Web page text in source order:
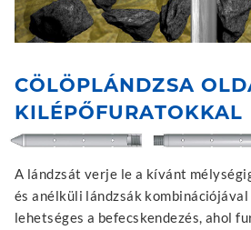
CÖLÖPLÁNDZSA
KILÉPŐFURATOKKAL
A lándzsát verje le a kívánt
és anélküli lándzsák
lehetséges a befecskendezés, ahol